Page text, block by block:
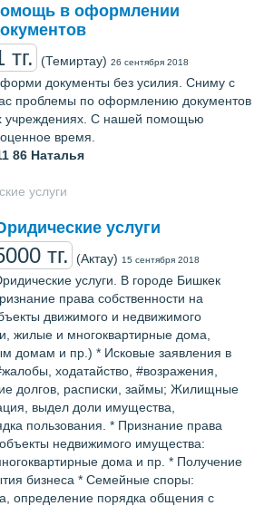
в оформлении
тг. (Темиртау) 26 сентября 2018
документы без усилия. Сниму с
проблемы по оформлению документов
учреждениях. С нашей помощью
время.
86 Наталья
услуги
услуги
тг. (Актау) 15 сентября 2018
услуги. В городе Бишкек
права собственности на
движимого и недвижимого
жилые и многоквартирные дома,
домам и пр.) * Исковые заявления в
ходатайство, #возражения,
долгов, расписки, займы; Жилищные
выдел доли имущества,
пользования. * Признание права
недвижимого имущества:
дома и пр. * Получение
бизнеса * Семейные споры:
определение порядка общения с